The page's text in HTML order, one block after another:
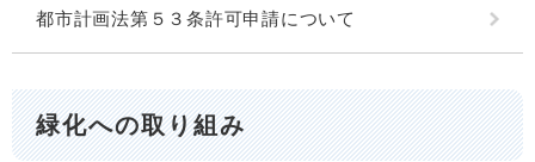
都市計画法第５３条許可申請について
緑化への取り組み